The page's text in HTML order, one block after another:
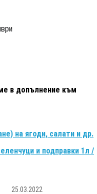
в допълнение към
на ягоди, салати и др.
и подправки 1л /
25.03.2022